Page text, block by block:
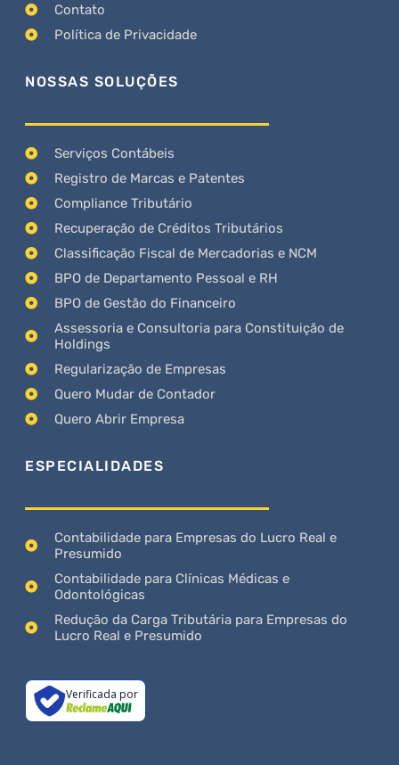
Contato
Política de Privacidade
NOSSAS SOLUÇÕES
Serviços Contábeis
Registro de Marcas e Patentes
Compliance Tributário
Recuperação de Créditos Tributários
Classificação Fiscal de Mercadorias e NCM
BPO de Departamento Pessoal e RH
BPO de Gestão do Financeiro
Assessoria e Consultoria para Constituição de
Holdings
Regularização de Empresas
Quero Mudar de Contador
Quero Abrir Empresa
ESPECIALIDADES
Contabilidade para Empresas do Lucro Real e
Presumido
Contabilidade para Clínicas Médicas e
Odontológicas
Redução da Carga Tributária para Empresas do
Lucro Real e Presumido
Verificada por